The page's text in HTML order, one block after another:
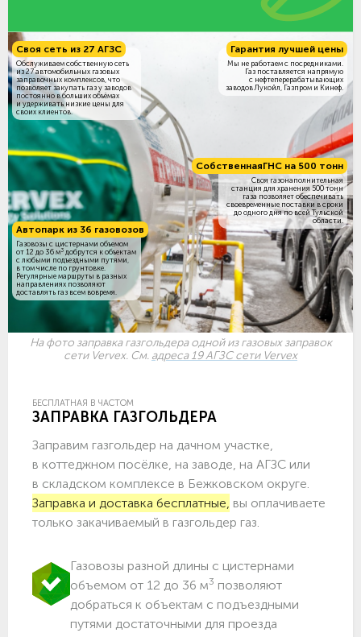
СобственнаяГНС на 500 тонн
Своя газонаполнительная
станция для хранения 500 тонн
газа позволяет обеспечивать
своевременные поставки в сроки
до одного дня по всей Тульской
области.
Своя сеть из 27 АГЗС
Обслуживаем собственную сеть
из 27 автомобильных газовых
заправочных комплексов, что
позволяет закупать газ у заводов
постоянно в больших объёмах
и удерживать низкие цены для
своих клиентов.
Гарантия лучшей цены
Мы не работаем с посредниками.
Газ поставляется напрямую
с нефтеперерабатывающих
заводов Лукойл, Газпром и Кинеф.
Автопарк из 36 газовозов
Газовозы с цистернами объемом
от 12 до 36 м3 добрутся к объектам
c любыми подъездными путями,
в том числе по грунтовке.
Регулярные маршруты в разных
направлениях позволяют
доставлять газ всем вовремя.
На фото заправка газгольдера одной из газовых заправок
сети Vervex. См. адреса 19 АГЗС сети Vervex
БЕСПЛАТНАЯ В ЧАСТОМ
ЗАПРАВКА ГАЗГОЛЬДЕРА
Заправим газгольдер на дачном участке,
в коттеджном посёлке, на заводе, на АГЗС или
в складском комплексе в Бежковском округе.
Заправка и доставка бесплатные, вы оплачиваете
только закачиваемый в газгольдер газ.
Газовозы разной длины с цистернами
объемом от 12 до 36 м3 позволяют
добраться к объектам c подъездными
путями достаточными для проезда